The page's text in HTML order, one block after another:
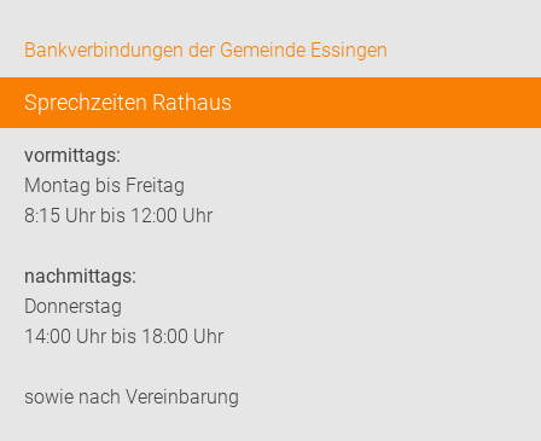
Bankverbindungen der Gemeinde Essingen
Sprechzeiten Rathaus
vormittags:
Montag bis Freitag
8:15 Uhr bis 12:00 Uhr
nachmittags:
Donnerstag
14:00 Uhr bis 18:00 Uhr
sowie nach Vereinbarung